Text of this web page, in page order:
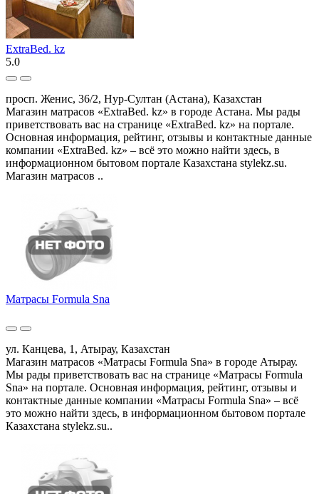
ExtraBed. kz
5.0
просп. Женис, 36/2, Нур-Султан (Астана), Казахстан
Магазин матрасов «ExtraBed. kz» в городе Астана. Мы рады
приветствовать вас на странице «ExtraBed. kz» на портале.
Основная информация, рейтинг, отзывы и контактные данные
компании «ExtraBed. kz» – всё это можно найти здесь, в
информационном бытовом портале Казахстана stylekz.su.
Магазин матрасов ..
Матрасы Formula Sna
ул. Канцева, 1, Атырау, Казахстан
Магазин матрасов «Матрасы Formula Sna» в городе Атырау.
Мы рады приветствовать вас на странице «Матрасы Formula
Sna» на портале. Основная информация, рейтинг, отзывы и
контактные данные компании «Матрасы Formula Sna» – всё
это можно найти здесь, в информационном бытовом портале
Казахстана stylekz.su..